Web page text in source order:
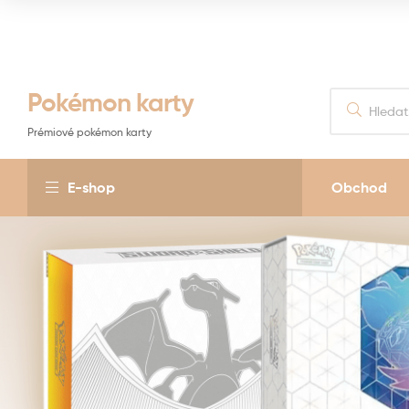
Pokémon karty
Prémiové pokémon karty
E-shop Obchod